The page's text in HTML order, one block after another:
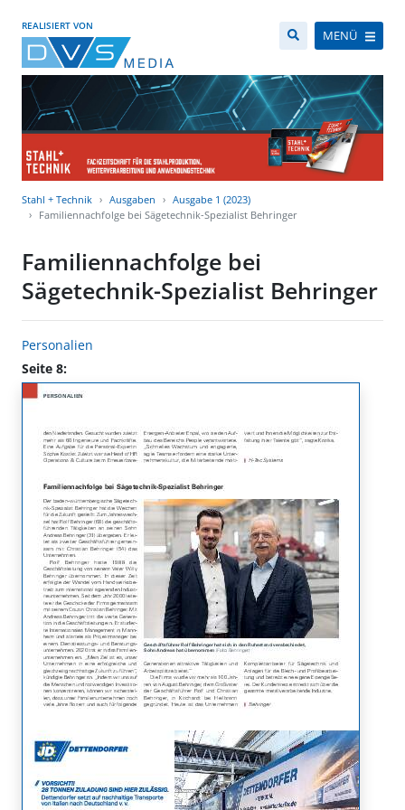
REALISIERT VON
MENÜ
Stahl + Technik Ausgaben
Ausgabe 1 (2023)
Familiennachfolge bei Sägetechnik-Spezialist Behringer
Familiennachfolge bei
Sägetechnik-Spezialist Behringer
Personalien
Seite 8: